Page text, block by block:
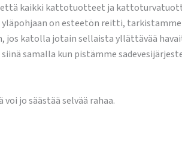
että kaikki kattotuotteet ja
on esteetön reitti,
katolla jotain sellaista yllättävää
samalla kun pistämme
jo säästää selvää rahaa.